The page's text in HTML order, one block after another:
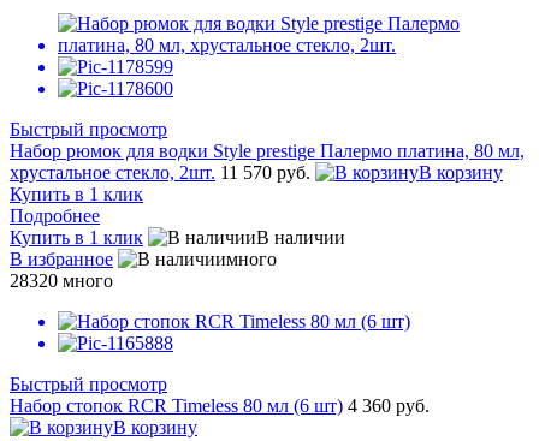
Быстрый просмотр
Набор рюмок для водки Style prestige Палермо платина, 80 мл,
хрустальное стекло, 2шт. 11 570 руб.
В корзину
Купить в 1 клик
Подробнее
Купить в 1 клик
В наличии
В избранное
много
28320 много
Быстрый просмотр
Набор стопок RCR Timeless 80 мл (6 шт) 4 360 руб.
В корзину